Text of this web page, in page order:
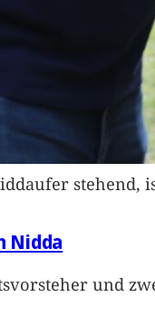
Nidda
und